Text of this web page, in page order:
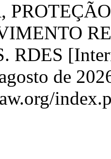
RDES
de